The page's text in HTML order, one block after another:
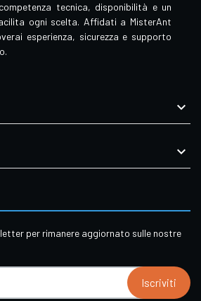
tecnica, disponibilità e un
ogni scelta. Affidati a MisterAnt
esperienza, sicurezza e supporto


per rimanere aggiornato sulle nostre
Iscriviti